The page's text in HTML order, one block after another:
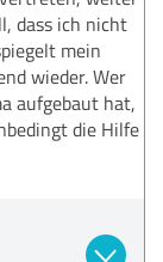
dass ich nicht
mein
wieder. Wer
aufgebaut hat,
die Hilfe